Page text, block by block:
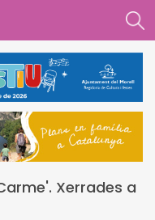
Xerrades a